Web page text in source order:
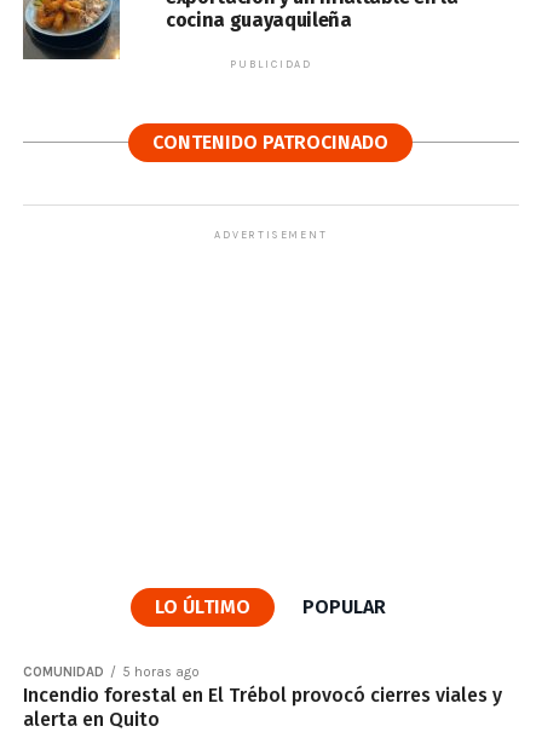
cocina guayaquileña
PUBLICIDAD
CONTENIDO PATROCINADO
ADVERTISEMENT
LO ÚLTIMO POPULAR
COMUNIDAD 5 horas ago
Incendio forestal en El Trébol provocó cierres viales y
alerta en Quito